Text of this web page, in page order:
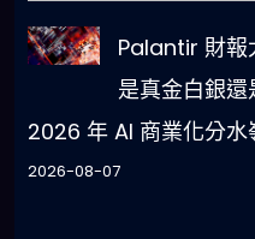
Palantir 財報
是真金白銀
2026 年 AI 商業化分水
2026-08-07